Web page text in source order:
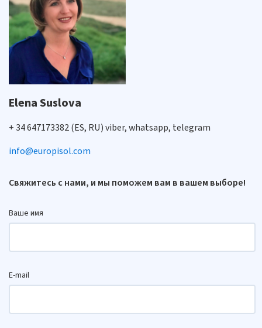
Elena Suslova
+ 34 647173382 (ES, RU) viber, whatsapp, telegram
info@europisol.com
Свяжитесь с нами, и мы поможем вам в вашем выборе!
Ваше имя
E-mail